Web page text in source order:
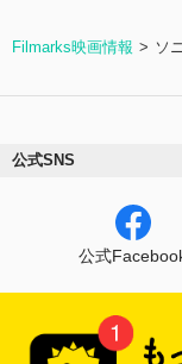
Filmarks映画情報 ソ
公式SNS
公式